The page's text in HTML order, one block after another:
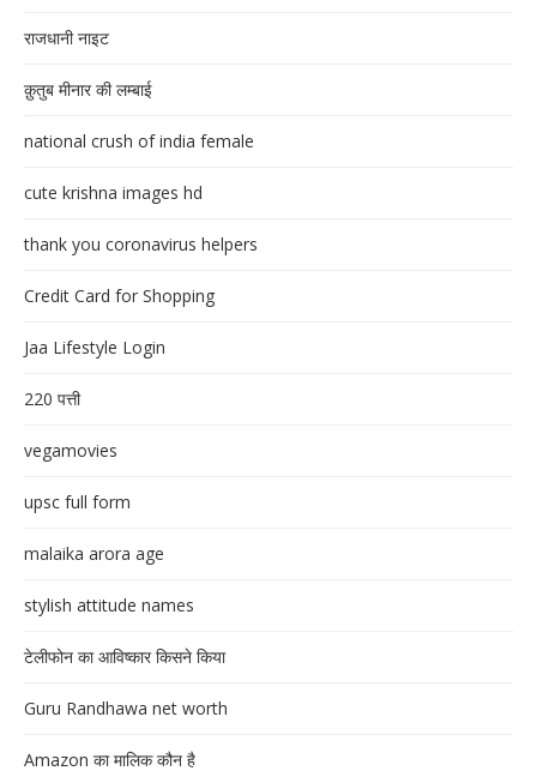
राजधानी नाइट
क़ुतुब मीनार की लम्बाई
national crush of india female
cute krishna images hd
thank you coronavirus helpers
Credit Card for Shopping
Jaa Lifestyle Login
220 पत्ती
vegamovies
upsc full form
malaika arora age
stylish attitude names
टेलीफोन का आविष्कार किसने किया
Guru Randhawa net worth
Amazon का मालिक कौन है